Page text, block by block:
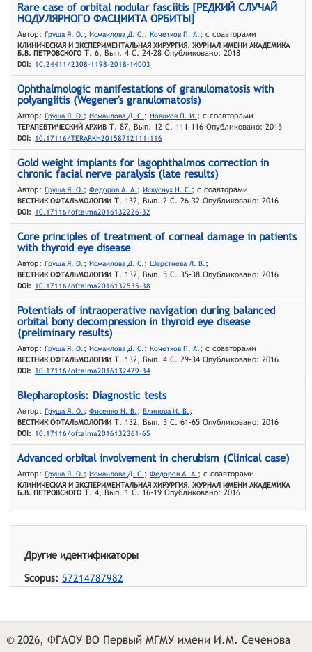
Rare case of orbital nodular fasciitis [РЕДКИЙ СЛУЧАЙ
НОДУЛЯРНОГО ФАСЦИИТА ОРБИТЫ]
Автор: Груша Я. О.; Исмаилова Д. С.; Кочетков П. А.; с соавторами
КЛИНИЧЕСКАЯ И ЭКСПЕРИМЕНТАЛЬНАЯ ХИРУРГИЯ. ЖУРНАЛ ИМЕНИ АКАДЕМИКА
Б.В. ПЕТРОВСКОГОТ. 6, Вып. 4 С. 24-28 Опубликовано: 2018
DOI: 10.24411/2308-1198-2018-14003
Ophthalmologic manifestations of granulomatosis with
polyangiitis (Wegener's granulomatosis)
Автор: Груша Я. О.; Исмаилова Д. С.; Новиков П. И.; с соавторами
ТЕРАПЕВТИЧЕСКИЙ АРХИВТ. 87, Вып. 12 С. 111-116 Опубликовано: 2015
DOI: 10.17116/TERARKH20158712111-116
Gold weight implants for lagophthalmos correction in
chronic facial nerve paralysis (late results)
Автор: Груша Я. О.; Федоров А. А.; Искуснyх Н. С.; с соавторами
ВЕСТНИК ОФТАЛЬМОЛОГИИТ. 132, Вып. 2 С. 26-32 Опубликовано: 2016
DOI: 10.17116/oftalma2016132226-32
Core principles of treatment of corneal damage in patients
with thyroid eye disease
Автор: Груша Я. О.; Исмаилова Д. С.; Шерстнева Л. В.;
ВЕСТНИК ОФТАЛЬМОЛОГИИТ. 132, Вып. 5 С. 35-38 Опубликовано: 2016
DOI: 10.17116/oftalma2016132535-38
Potentials of intraoperative navigation during balanced
orbital bony decompression in thyroid eye disease
(preliminary results)
Автор: Груша Я. О.; Исмаилова Д. С.; Кочетков П. А.; с соавторами
ВЕСТНИК ОФТАЛЬМОЛОГИИТ. 132, Вып. 4 С. 29-34 Опубликовано: 2016
DOI: 10.17116/oftalma2016132429-34
Blepharoptosis: Diagnostic tests
Автор: Груша Я. О.; Фисенко Н. В.; Блинова И. В.;
ВЕСТНИК ОФТАЛЬМОЛОГИИТ. 132, Вып. 3 С. 61-65 Опубликовано: 2016
DOI: 10.17116/oftalma2016132361-65
Advanced orbital involvement in cherubism (Clinical case)
Автор: Груша Я. О.; Исмаилова Д. С.; Федоров А. А.; с соавторами
КЛИНИЧЕСКАЯ И ЭКСПЕРИМЕНТАЛЬНАЯ ХИРУРГИЯ. ЖУРНАЛ ИМЕНИ АКАДЕМИКА
Б.В. ПЕТРОВСКОГОТ. 4, Вып. 1 С. 16-19 Опубликовано: 2016
Другие идентификаторы
Scopus: 57214787982
© 2026, ФГАОУ ВО Первый МГМУ имени И.М. Сеченова